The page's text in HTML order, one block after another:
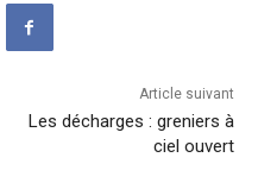
Article suivant
Les décharges : greniers à
ciel ouvert